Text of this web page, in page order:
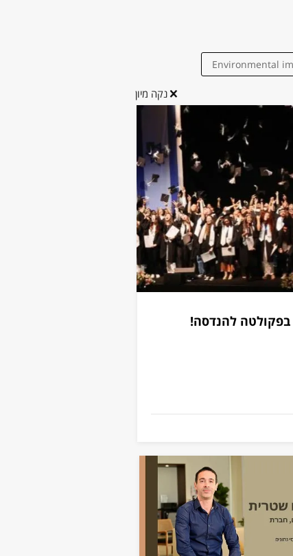
Environmental
groundwater
Optics
Nanophotonics
materials
נקה מיון
להנדסה!